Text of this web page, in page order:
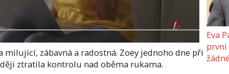
zábavná a radostná. Zoey jednoho dne při
ztratila kontrolu nad oběma rukama.
Eva
první